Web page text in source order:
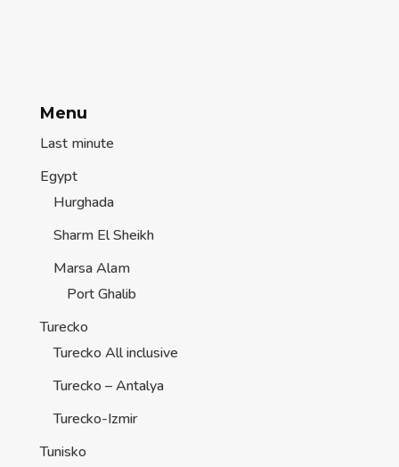
Menu
Last minute
Egypt
Hurghada
Sharm El Sheikh
Marsa Alam
Port Ghalib
Turecko
Turecko All inclusive
Turecko – Antalya
Turecko-Izmir
Tunisko